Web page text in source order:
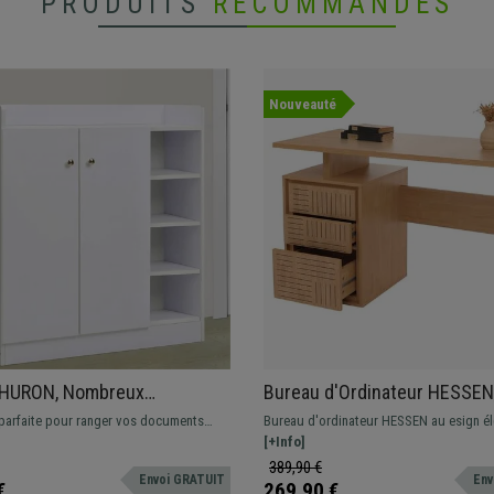
Nombreux
83x30x90cm, en Bois,
pour ranger vos documents
ce soit au bureau ou à la maison.
de casiers ouverts et d'étagères
Envoi GRATUIT
Nouveauté
Bureau d'Ordinateur
Moderne, Dimensions 118 x
cm, En Bois Couleur Orme
Bureau d'ordinateur HESSEN au esign
tiroirs pour plus d'espace de rangement.
[+Info]
389,90 €